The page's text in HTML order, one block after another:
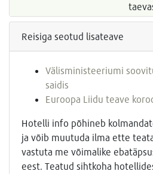
Reisiga seotud lisateave
Välisministeeriumi
saidis
Euroopa Liidu teave
Hotelli info põhineb
ja võib muutuda ilma ette
vastuta me võimalike
eest. Teatud sihtkoha